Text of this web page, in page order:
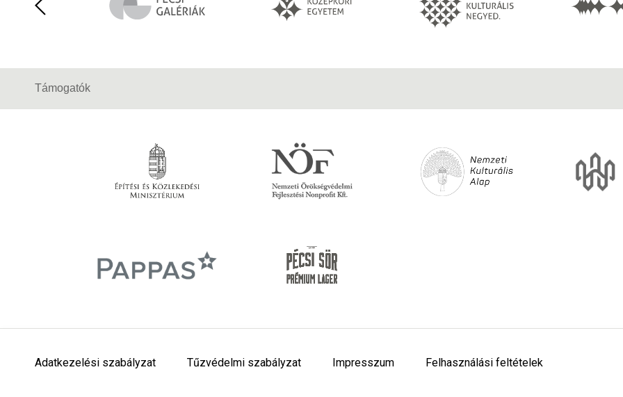
Támogatók
Adatkezelési szabályzat Tűzvédelmi szabályzat Impresszum Felhasználási feltételek